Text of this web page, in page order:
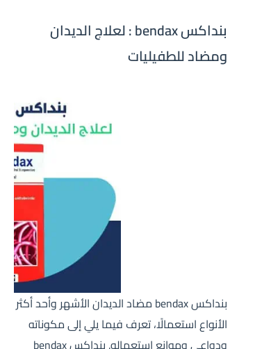
بنداكس bendax : لعلاج الديدان
ومضاد للطفيليات
بنداكس bendax مضاد الديدان الأشهر وأحد أكثر
الأنواع استعمالًا، تعرف فيما يلي إلى مكوناته
ودواعي وموانع استعماله. بنداكس bendax